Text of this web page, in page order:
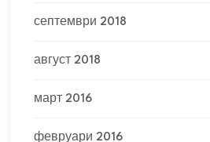
септември 2018
август 2018
март 2016
февруари 2016